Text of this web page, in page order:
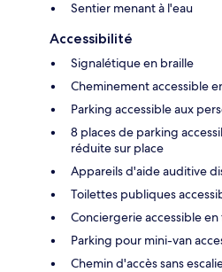
Sentier menant à l'eau
Accessibilité
Signalétique en braille
Cheminement accessible
Parking accessible aux
8 places de parking
réduite sur place
Appareils d'aide auditive
Toilettes publiques
Conciergerie accessible
Parking pour mini-van
Chemin d'accès sans